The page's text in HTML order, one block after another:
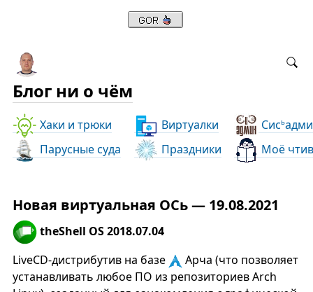
Блог ни о чём
Хаки и трюки Виртуалки Сись
Парусные суда
Праздники Моё
Новая виртуальная ОСь — 19.08.2021
theShell OS 2018.07.04
LiveCD-дистрибутив на базе
Арча (что позволяет
устанавливать любое ПО из репозиториев Arch